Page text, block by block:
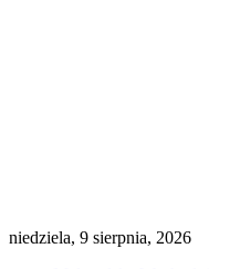
niedziela, 9 sierpnia, 2026